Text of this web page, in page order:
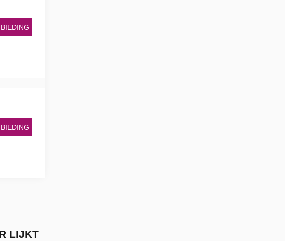
LIJKT